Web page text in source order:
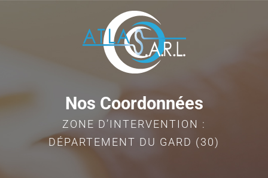
Nos Coordonnées
ZONE D’INTERVENTION :
DÉPARTEMENT DU GARD (30)